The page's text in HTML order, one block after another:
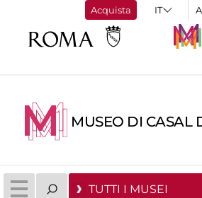
Acquista
MUSEO DI CASAL
TUTTI I MUSEI